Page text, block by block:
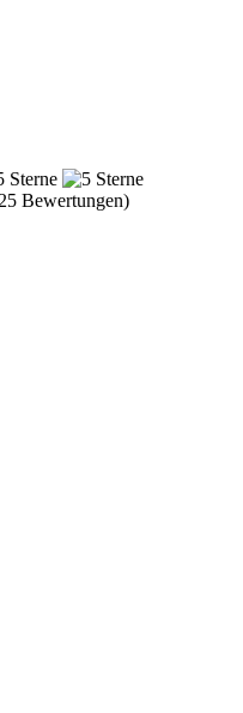
Bewertungen)